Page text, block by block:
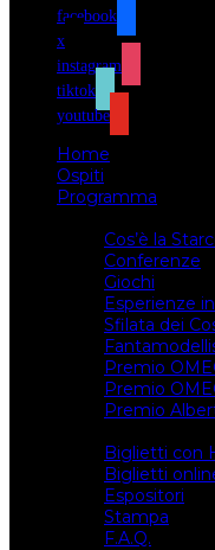
facebook
x
instagram
tiktok
youtube
Home
Ospiti
Programma
Cos’è la
Conferenze
Giochi
Esperienze
Sfilata dei
Premio
Premio
Premio
Biglietti con
Biglietti
Espositori
Stampa
F.A.Q.